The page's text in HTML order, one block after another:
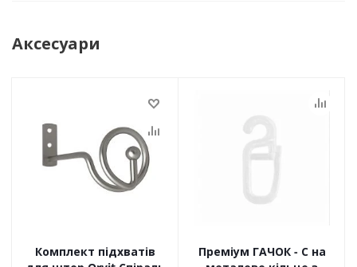
Аксесуари
Комплект підхватів
Преміум ГАЧОК - С на